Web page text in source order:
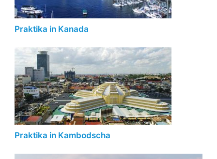
Praktika in Kanada
Praktika in Kambodscha